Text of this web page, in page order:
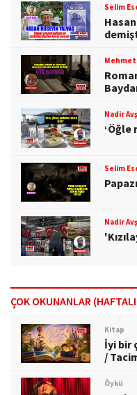
Selim
Mehmet
Nadir
‘Öğle
Selim
Nadir
ÇOK OKUNANLAR
Kitap
İyi bir
/
Öykü